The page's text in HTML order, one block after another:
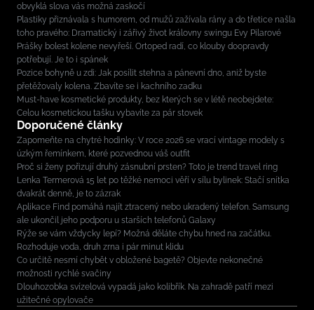
obvyklá slova vás možná zaskočí
Plastiky přiznávala s humorem, od mužů zažívala rány a do třetice našla
toho pravého: Dramatický i zářivý život královny swingu Evy Pilarové
Prášky bolest kolene nevyřeší. Ortoped radí, co klouby doopravdy
potřebují. Je to i spánek
Pozice bohyně u zdi: Jak posílit stehna a pánevní dno, aniž byste
přetěžovaly kolena. Zbavíte se i kachního zadku
Must-have kosmetické produkty, bez kterých se v létě neobejdete:
Celou kosmetickou tašku vybavíte za pár stovek
Doporučené články
Zapomeňte na chytré hodinky: V roce 2026 se vrací vintage modely s
úzkým řemínkem, které pozvednou váš outfit
Proč si ženy pořizují druhý zásnubní prsten? Toto je trend travel ring
Lenka Termerová 15 let po těžké nemoci věří v sílu bylinek: Stačí snítka
dvakrát denně, je to zázrak
Aplikace Find pomáhá najít ztracený nebo ukradený telefon. Samsung
ale ukončil jeho podporu u starších telefonů Galaxy
Rýže se vám vždycky lepí? Možná děláte chybu hned na začátku.
Rozhoduje voda, druh zrna i pár minut klidu
Co určitě nesmí chybět v obložené bagetě? Objevte nekonečné
možnosti rychlé svačiny
Dlouhozobka svízelová vypadá jako kolibřík. Na zahradě patří mezi
užitečné opylovače